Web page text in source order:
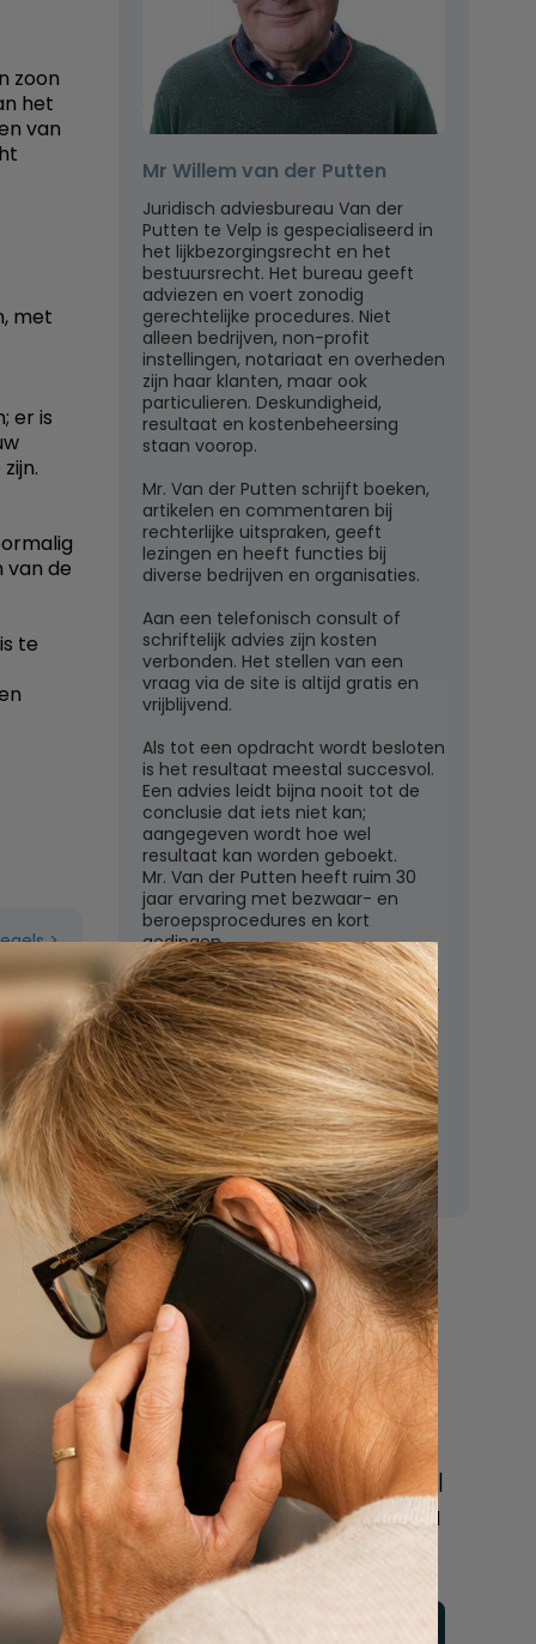
zoon
het
van
met
er is
de
te
Mr Willem van der Putten
Juridisch adviesbureau Van der
Putten te Velp is gespecialiseerd in
het lijkbezorgingsrecht en het
bestuursrecht. Het bureau geeft
adviezen en voert zonodig
gerechtelijke procedures. Niet
alleen bedrijven, non-profit
instellingen, notariaat en overheden
zijn haar klanten, maar ook
particulieren. Deskundigheid,
resultaat en kostenbeheersing
staan voorop.
Mr. Van der Putten schrijft boeken,
artikelen en commentaren bij
rechterlijke uitspraken, geeft
lezingen en heeft functies bij
diverse bedrijven en organisaties.
Aan een telefonisch consult of
schriftelijk advies zijn kosten
verbonden. Het stellen van een
vraag via de site is altijd gratis en
vrijblijvend.
Als tot een opdracht wordt besloten
is het resultaat meestal succesvol.
Een advies leidt bijna nooit tot de
conclusie dat iets niet kan;
aangegeven wordt hoe wel
resultaat kan worden geboekt.
Mr. Van der Putten heeft ruim 30
jaar ervaring met bezwaar- en
beroepsprocedures en kort
gedingen.
Juridisch adviesbureau mr. W.G.H.M.
van der Putten c.s.
Zutphensestraatweg 7
6881 WN Velp (Gld)
E-mail:
mr.vanderputten@gmail.com
Nu
een uitvaart
regelen
Beschrijf uw wensen
online of bel ons geheel
vrijblijvend voor hulp na
een overlijden.
Vul hier uw wensen in